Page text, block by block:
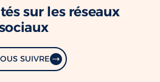
sur les réseaux
SUIVRE